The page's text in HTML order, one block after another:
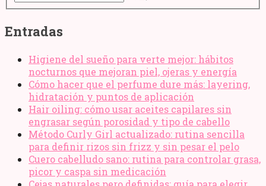
Entradas
Higiene del sueño para verte mejor: hábitos
nocturnos que mejoran piel, ojeras y energía
Cómo hacer que el perfume dure más: layering,
hidratación y puntos de aplicación
Hair oiling: cómo usar aceites capilares sin
engrasar según porosidad y tipo de cabello
Método Curly Girl actualizado: rutina sencilla
para definir rizos sin frizz y sin pesar el pelo
Cuero cabelludo sano: rutina para controlar grasa,
picor y caspa sin medicación